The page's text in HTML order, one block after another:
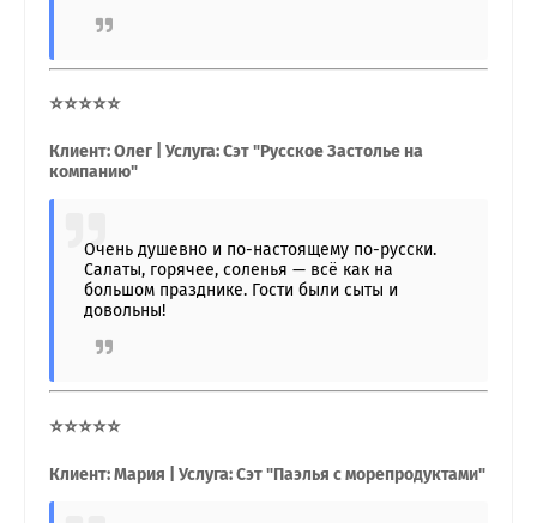
⭐⭐⭐⭐⭐
Клиент: Олег | Услуга: Сэт "Русское Застолье на
компанию"
Очень душевно и по-настоящему по-русски.
Салаты, горячее, соленья — всё как на
большом празднике. Гости были сыты и
довольны!
⭐⭐⭐⭐⭐
Клиент: Мария | Услуга: Сэт "Паэлья с морепродуктами"